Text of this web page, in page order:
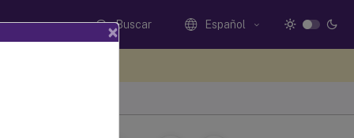
Buscar Español
×